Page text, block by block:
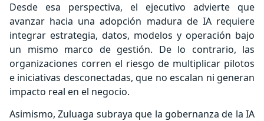
Desde esa perspectiva, el ejecutivo advierte que
avanzar hacia una adopción madura de IA requiere
integrar estrategia, datos, modelos y operación bajo
un mismo marco de gestión. De lo contrario, las
organizaciones corren el riesgo de multiplicar pilotos
e iniciativas desconectadas, que no escalan ni generan
impacto real en el negocio.
Asimismo, Zuluaga subraya que la gobernanza de la IA